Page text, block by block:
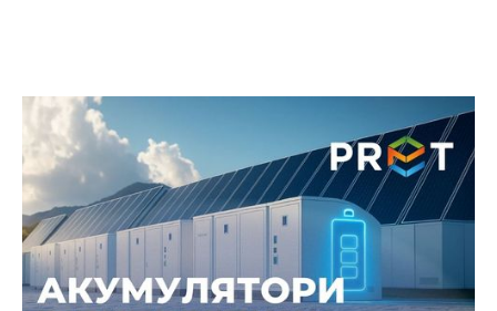
Українці масово переходять на
батареї: новий тренд чи
необхідність?
В Україні формується нова тенденція серед
власників сонячних електростанцій (СЕС) — все
більше домогосподарств і підприємств
інвестують у системи накопичення енергії.